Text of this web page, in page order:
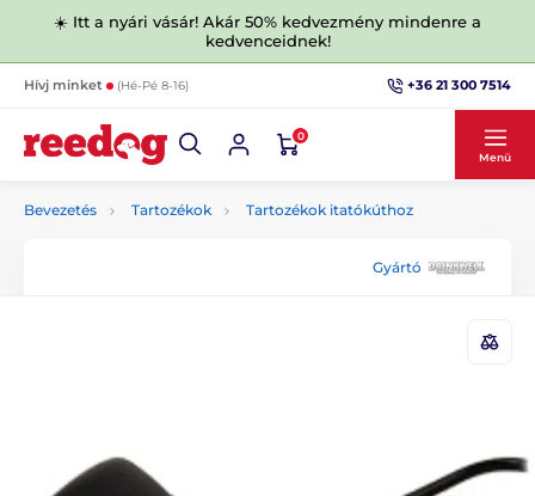
☀️ Itt a nyári vásár! Akár 50% kedvezmény mindenre a
kedvenceidnek!
Hívj minket (Hé-Pé 8-16) +36 21 300 7514
0
Menü
Bevezetés Tartozékok Tartozékok itatókúthoz
Gyártó